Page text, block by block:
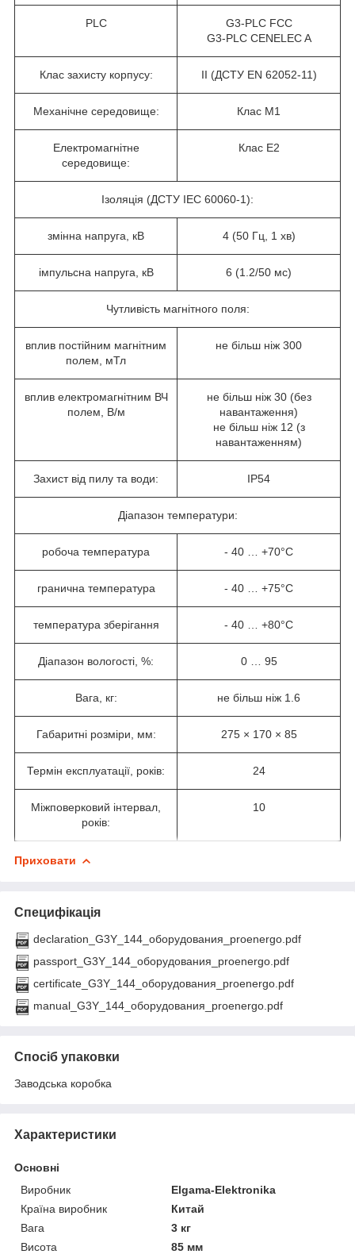
PLC
G3-PLC FCC
G3-PLC CENELEC A
Клас захисту корпусу: II (ДСТУ EN 62052-11)
Механічне середовище: Клас M1
Електромагнітне
середовище:
Клас E2
Ізоляція (ДСТУ IEC 60060-1):
змінна напруга, кВ 4 (50 Гц, 1 хв)
імпульсна напруга, кВ 6 (1.2/50 мс)
Чутливість магнітного поля:
вплив постійним магнітним
полем, мТл
не більш ніж 300
вплив електромагнітним ВЧ
полем, В/м
не більш ніж 30 (без
навантаження)
не більш ніж 12 (з
навантаженням)
Захист від пилу та води: IP54
Діапазон температури:
робоча температура - 40 … +70°C
гранична температура - 40 … +75°C
температура зберігання - 40 … +80°C
Діапазон вологості, %: 0 … 95
Вага, кг: не більш ніж 1.6
Габаритні розміри, мм: 275 × 170 × 85
Термін експлуатації, років: 24
Міжповерковий інтервал,
років:
10
Приховати
Специфікація
declaration_G3Y_144_оборудования_proenergo.pdf
passport_G3Y_144_оборудования_proenergo.pdf
certificate_G3Y_144_оборудования_proenergo.pdf
manual_G3Y_144_оборудования_proenergo.pdf
Спосіб упаковки
Заводська коробка
Характеристики
Основні
Виробник
Elgama-Elektronika
Країна виробник
Китай
Вага
3 кг
Висота
85 мм